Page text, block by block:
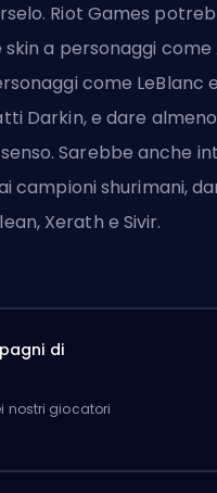
Riot Games
a personaggi come
come LeBlanc
Darkin, e dare
Sarebbe anche
campioni shurimani,
Xerath e Sivir.
di
nostri giocatori